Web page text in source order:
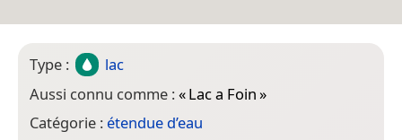
Type :
lac
Aussi connu comme :«Lac a Foin»
Catégorie : étendue d’eau